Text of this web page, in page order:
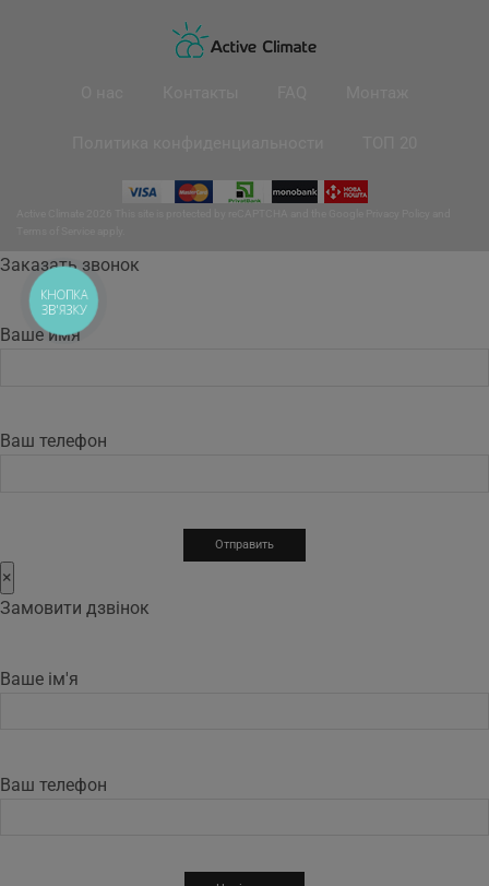
Заказать звонок
Ваше имя
Ваш телефон
×
Замовити дзвінок
Ваше ім'я
Ваш телефон
КНОПКА
ЗВ'ЯЗКУ